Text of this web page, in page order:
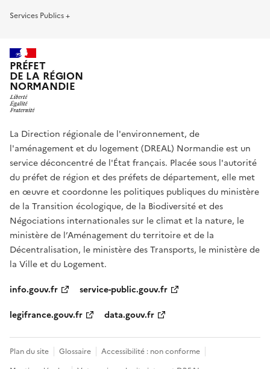
Services Publics +
PRÉFET
DE LA RÉGION
NORMANDIE
La Direction régionale de l'environnement, de
l'aménagement et du logement (DREAL) Normandie est un
service déconcentré de l'État français. Placée sous l'autorité
du préfet de région et des préfets de département, elle met
en œuvre et coordonne les politiques publiques du ministère
de la Transition écologique, de la Biodiversité et des
Négociations internationales sur le climat et la nature, le
ministère de l’Aménagement du territoire et de la
Décentralisation, le ministère des Transports, le ministère de
la Ville et du Logement.
info.gouv.fr
service-public.gouv.fr
legifrance.gouv.fr
data.gouv.fr
Plan du site Glossaire
Accessibilité : non conforme